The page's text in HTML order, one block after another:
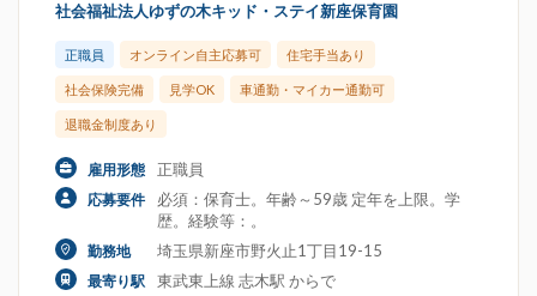
社会福祉法人ゆずの木キッド・ステイ新座保育園
正職員 オンライン自主応募可 住宅手当あり
社会保険完備 見学OK 車通勤・マイカー通勤可
退職金制度あり
雇用形態 正職員
応募要件
必須：保育士。年齢～59歳 定年を上限。学
歴。経験等：。
勤務地 埼玉県新座市野火止1丁目19-15
最寄り駅 東武東上線 志木駅 からで